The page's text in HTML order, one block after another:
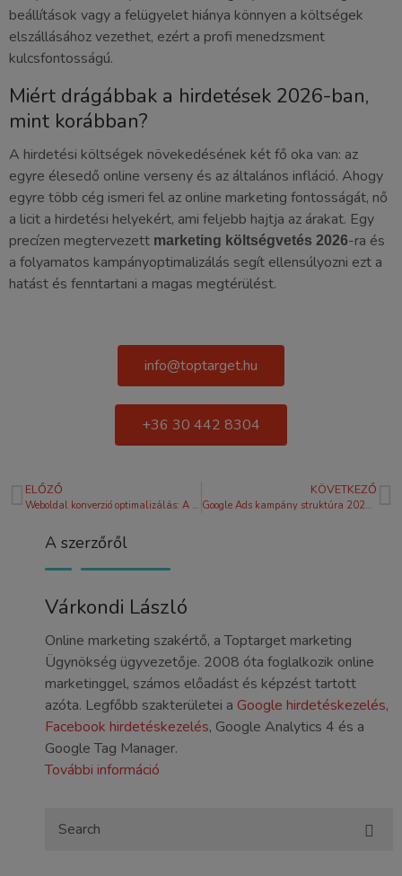
beállítások vagy a felügyelet hiánya könnyen a költségek
elszállásához vezethet, ezért a profi menedzsment
kulcsfontosságú.
Miért drágábbak a hirdetések 2026-ban,
mint korábban?
A hirdetési költségek növekedésének két fő oka van: az
egyre élesedő online verseny és az általános infláció. Ahogy
egyre több cég ismeri fel az online marketing fontosságát, nő
a licit a hirdetési helyekért, ami feljebb hajtja az árakat. Egy
precízen megtervezett marketing költségvetés 2026-ra és
a folyamatos kampányoptimalizálás segít ellensúlyozni ezt a
hatást és fenntartani a magas megtérülést.
info@toptarget.hu
+36 30 442 8304
ELŐZŐ
Weboldal konverzió optimalizálás: A profitnövelés mesterfogásai 2026-ban
KÖVETKEZŐ
Google Ads kampány struktúra 2026: Profi útmutató a magas megtérüléshez
A szerzőről
Várkondi László
Online marketing szakértő, a Toptarget marketing
Ügynökség ügyvezetője. 2008 óta foglalkozik online
marketinggel, számos előadást és képzést tartott
azóta. Legfőbb szakterületei a Google hirdetéskezelés,
Facebook hirdetéskezelés, Google Analytics 4 és a
Google Tag Manager.
További információ